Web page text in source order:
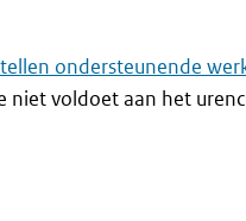
tellen ondersteunende
niet voldoet aan het